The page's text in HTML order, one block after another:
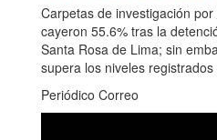
Carpetas de investigación
cayeron 55.6% tras la
Santa Rosa de Lima; sin
supera los niveles registrados
Periódico Correo